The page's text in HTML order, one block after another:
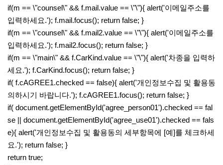
if(m == \"counsel\" && f.mail.value == \"\"){ alert('이메일주소를
입력하세요.'); f.mail.focus(); return false; }
if(m == \"counsel\" && f.mail2.value == \"\"){ alert('이메일주소를
입력하세요.'); f.mail2.focus(); return false; }
if(m == \"main\" && f.CarKind.value == \"\"){ alert('차종을 입력하
세요.'); f.CarKind.focus(); return false; }
if( f.cAGREE1.checked == false){ alert('개인정보수집 및 활용동
의하시기 바랍니다.'); f.cAGREE1.focus(); return false; }
if( document.getElementById('agree_person01').checked == fal
se || document.getElementById('agree_use01').checked == fals
e){ alert('개인정보수집 및 활용동의 세부항목에 [예]를 체크하세
요.'); return false; }
return true;